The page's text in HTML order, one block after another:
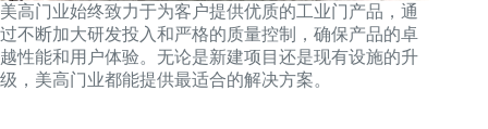
美高门业始终致力于为客户提供优质的工业门产品，通
过不断加大研发投入和严格的质量控制，确保产品的卓
越性能和用户体验。无论是新建项目还是现有设施的升
级，美高门业都能提供最适合的解决方案。